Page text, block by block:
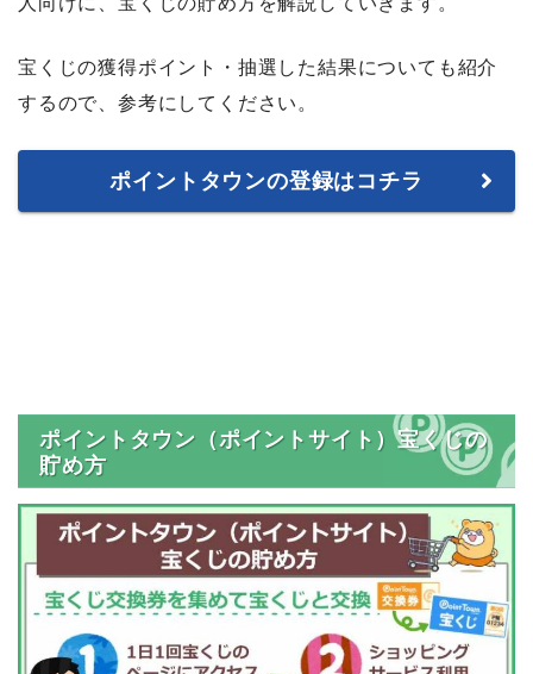
宝くじの獲得ポイント・抽選した結果についても紹介
するので、参考にしてください。
ポイントタウンの登録はコチラ
ポイントタウン（ポイントサイト）宝くじの
貯め方